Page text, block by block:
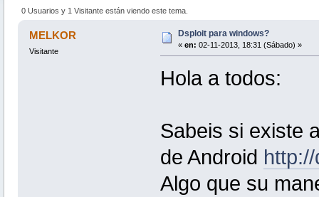
0 Usuarios y 1 Visitante están viendo este tema.
MELKOR
Visitante
Dsploit para windows?
« en: 02-11-2013, 18:31 (Sábado) »
Hola a todos:
Sabeis si existe
de Android
Algo que su